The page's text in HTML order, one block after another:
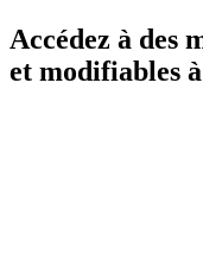
Accédez à des
et modifiables